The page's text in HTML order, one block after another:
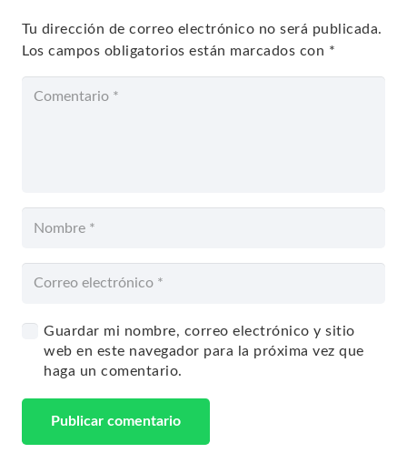
Tu dirección de correo electrónico no será publicada.
Los campos obligatorios están marcados con *
Guardar mi nombre, correo electrónico y sitio
web en este navegador para la próxima vez que
haga un comentario.
Publicar comentario